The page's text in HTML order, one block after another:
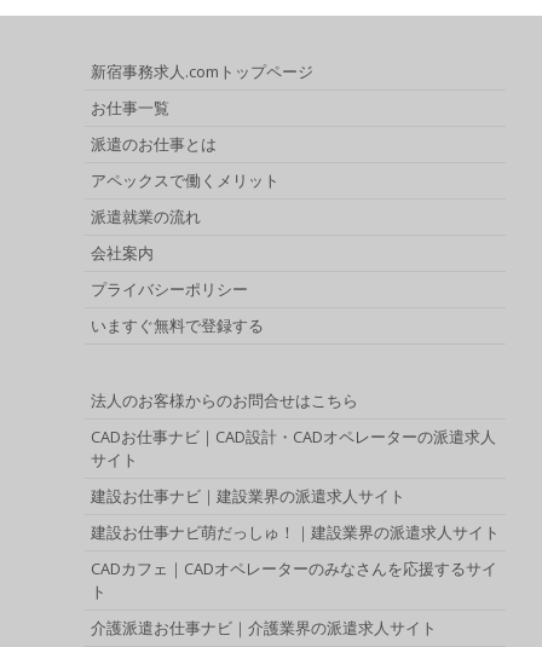
新宿事務求人.comトップページ
お仕事一覧
派遣のお仕事とは
アペックスで働くメリット
派遣就業の流れ
会社案内
プライバシーポリシー
いますぐ無料で登録する
法人のお客様からのお問合せはこちら
CADお仕事ナビ｜CAD設計・CADオペレーターの派遣求人
サイト
建設お仕事ナビ｜建設業界の派遣求人サイト
建設お仕事ナビ萌だっしゅ！｜建設業界の派遣求人サイト
CADカフェ｜CADオペレーターのみなさんを応援するサイ
ト
介護派遣お仕事ナビ｜介護業界の派遣求人サイト